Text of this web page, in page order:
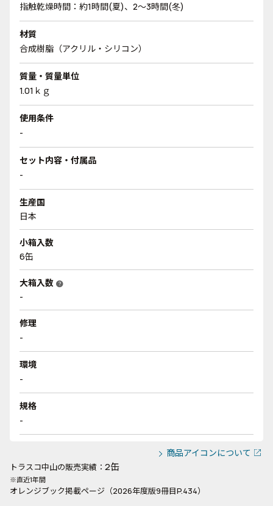
指触乾燥時間：約1時間(夏)、2～3時間(冬)
材質
合成樹脂（アクリル・シリコン）
質量・質量単位
1.01ｋｇ
使用条件
-
セット内容・付属品
-
生産国
日本
小箱入数
6缶
大箱入数 help
-
修理
-
環境
-
規格
-
商品アイコンについて
トラスコ中山の販売実績： 2缶
※直近1年間
オレンジブック掲載ページ（2026年度版9冊目P.434）